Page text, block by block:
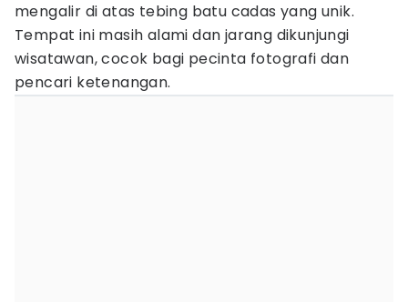
mengalir di atas tebing batu cadas yang unik.
Tempat ini masih alami dan jarang dikunjungi
wisatawan, cocok bagi pecinta fotografi dan
pencari ketenangan.